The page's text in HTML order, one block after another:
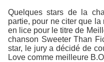
Quelques stars de la
partie, pour ne citer que
en lice pour le titre de
chanson Sweeter Than
star, le jury a décidé de
Love comme meilleure